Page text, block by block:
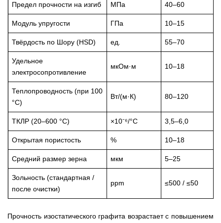
Предел прочности на изгиб МПа 40–60
Модуль упругости ГПа 10–15
Твёрдость по Шору (HSD) ед. 55–70
Удельное
электросопротивление
мкОм·м 10–18
Теплопроводность (при 100
°C)
Вт/(м·К) 80–120
ТКЛР (20–600 °C) ×10⁻⁶/°C 3,5–6,0
Открытая пористость % 10–18
Средний размер зерна мкм 5–25
Зольность (стандартная /
после очистки)
ppm ≤500 / ≤50
Прочность изостатического графита возрастает с повышением